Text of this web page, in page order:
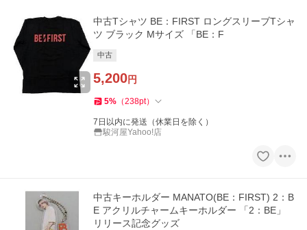
中古Tシャツ BE：FIRST ロングスリーブTシャ
ツ ブラック Mサイズ 「BE：F
中古
5,200円
5% （238pt）
7日以内に発送（休業日を除く）
駿河屋Yahoo!店
中古キーホルダー MANATO(BE：FIRST) 2：B
E アクリルチャームキーホルダー 「2：BE」
リリース記念グッズ